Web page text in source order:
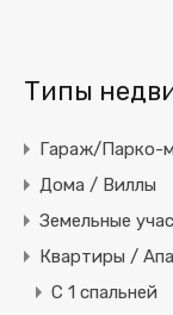
Типы
Гараж/Парко-
Дома / Виллы
Земельные
Квартиры /
C 1 спальней